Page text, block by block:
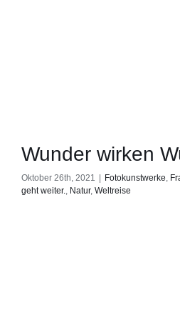
Wunder wirken
Oktober 26th, 2021 | Fotokunstwerke
geht weiter.
Natur, Weltreise